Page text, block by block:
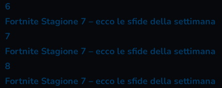
6
Fortnite Stagione 7 – ecco le sfide della settimana
7
Fortnite Stagione 7 – ecco le sfide della settimana
8
Fortnite Stagione 7 – ecco le sfide della settimana